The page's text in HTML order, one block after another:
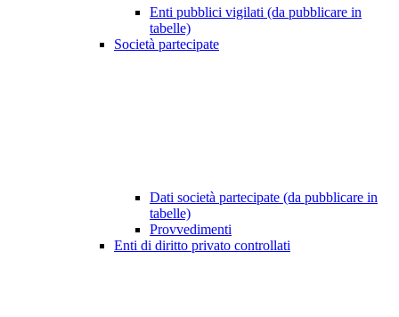
Enti pubblici vigilati (da pubblicare in
tabelle)
Società partecipate
Dati società partecipate (da pubblicare in
tabelle)
Provvedimenti
Enti di diritto privato controllati